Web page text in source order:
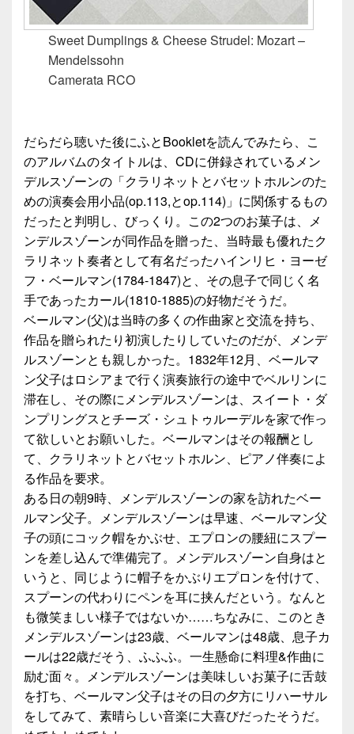
Sweet Dumplings & Cheese Strudel: Mozart –
Mendelssohn
Camerata RCO
だらだら聴いた後にふとBookletを読んでみたら、こ
のアルバムのタイトルは、CDに併録されているメン
デルスゾーンの「クラリネットとバセットホルンのた
めの演奏会用小品(op.113,とop.114)」に関係するもの
だったと判明し、びっくり。この2つのお菓子は、メ
ンデルスゾーンが同作品を贈った、当時最も優れたク
ラリネット奏者として有名だったハインリヒ・ヨーゼ
フ・ベールマン(1784-1847)と、その息子で同じく名
手であったカール(1810-1885)の好物だそうだ。
ベールマン(父)は当時の多くの作曲家と交流を持ち、
作品を贈られたり初演したりしていたのだが、メンデ
ルスゾーンとも親しかった。1832年12月、ベールマ
ン父子はロシアまで行く演奏旅行の途中でベルリンに
滞在し、その際にメンデルスゾーンは、スイート・ダ
ンプリングスとチーズ・シュトゥルーデルを家で作っ
て欲しいとお願いした。ベールマンはその報酬とし
て、クラリネットとバセットホルン、ピアノ伴奏によ
る作品を要求。
ある日の朝9時、メンデルスゾーンの家を訪れたベー
ルマン父子。メンデルスゾーンは早速、ベールマン父
子の頭にコック帽をかぶせ、エプロンの腰紐にスプー
ンを差し込んで準備完了。メンデルスゾーン自身はと
いうと、同じように帽子をかぶりエプロンを付けて、
スプーンの代わりにペンを耳に挟んだという。なんと
も微笑ましい様子ではないか……ちなみに、このとき
メンデルスゾーンは23歳、ベールマンは48歳、息子カ
ールは22歳だそう、ふふふ。一生懸命に料理&作曲に
励む面々。メンデルスゾーンは美味しいお菓子に舌鼓
を打ち、ベールマン父子はその日の夕方にリハーサル
をしてみて、素晴らしい音楽に大喜びだったそうだ。